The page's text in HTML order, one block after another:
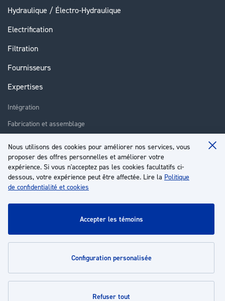
Nous utilisons des cookies pour améliorer nos services, vous
proposer des offres personnelles et améliorer votre
expérience. Si vous n'acceptez pas les cookies facultatifs ci-
dessous, votre expérience peut être affectée. Lire la Politique
de confidentialité et cookies
accepter les témoins
configuration personalisée
refuser tout
Hydraulique / Électro-Hydraulique
Electrification
Filtration
Fournisseurs
Expertises
Intégration
Fabrication et assemblage
Réparation
Formation
À propos
Service client